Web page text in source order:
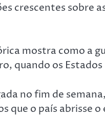
crescentes sobre
mostra como a
quando os
no fim de
que o país abrisse